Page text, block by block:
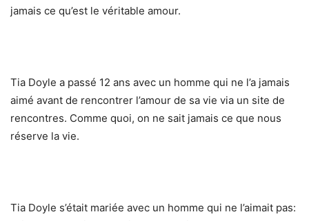
jamais ce qu’est le véritable amour.
Tia Doyle a passé 12 ans avec un homme qui ne l’a jamais
aimé avant de rencontrer l’amour de sa vie via un site de
rencontres. Comme quoi, on ne sait jamais ce que nous
réserve la vie.
Tia Doyle s’était mariée avec un homme qui ne l’aimait pas: